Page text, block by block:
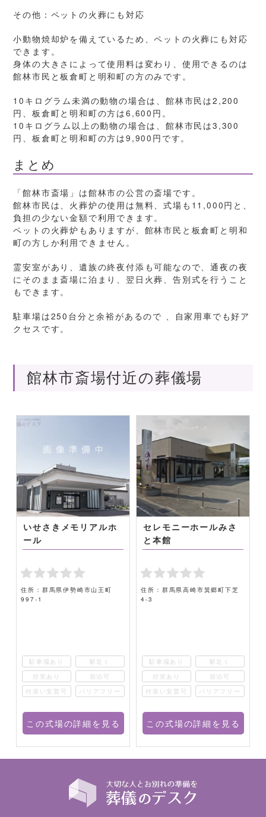
その他：ペットの火葬にも対応
小動物焼却炉を備えているため、ペットの火葬にも対応
できます。
身体の大きさによって使用料は変わり、使用できるのは
館林市民と板倉町と明和町の方のみです。
10キログラム未満の動物の場合は、館林市民は2,200
円、板倉町と明和町の方は6,600円。
10キログラム以上の動物の場合は、館林市民は3,300
円、板倉町と明和町の方は9,900円です。
まとめ
「館林市斎場」は館林市の公営の斎場です。
館林市民は、火葬炉の使用は無料、式場も11,000円と、
負担の少ない金額で利用できます。
ペットの火葬炉もありますが、館林市民と板倉町と明和
町の方しか利用できません。
霊安室があり、遺族の終夜付添も可能なので、通夜の夜
にそのまま斎場に泊まり、翌日火葬、告別式を行うこと
もできます。
駐車場は250台分と余裕があるので 、自家用車でも好ア
クセスです。
館林市斎場付近の葬儀場
いせさきメモリアルホ
ール
住所：群馬県伊勢崎市山王町
997-1
駐車場あり
駅近く
控室あり
宿泊可
付添い安置可
バリアフリー
この式場の詳細を見る
セレモニーホールみさ
と本館
住所：群馬県高崎市箕郷町下芝
4-3
駐車場あり
駅近く
控室あり
宿泊可
付添い安置可
バリアフリー
この式場の詳細を見る